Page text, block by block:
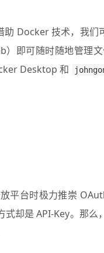
Docker 技术，我们
即可随时随地管理
Desktop 和
平台时极力推崇
却是 API-Key。那么